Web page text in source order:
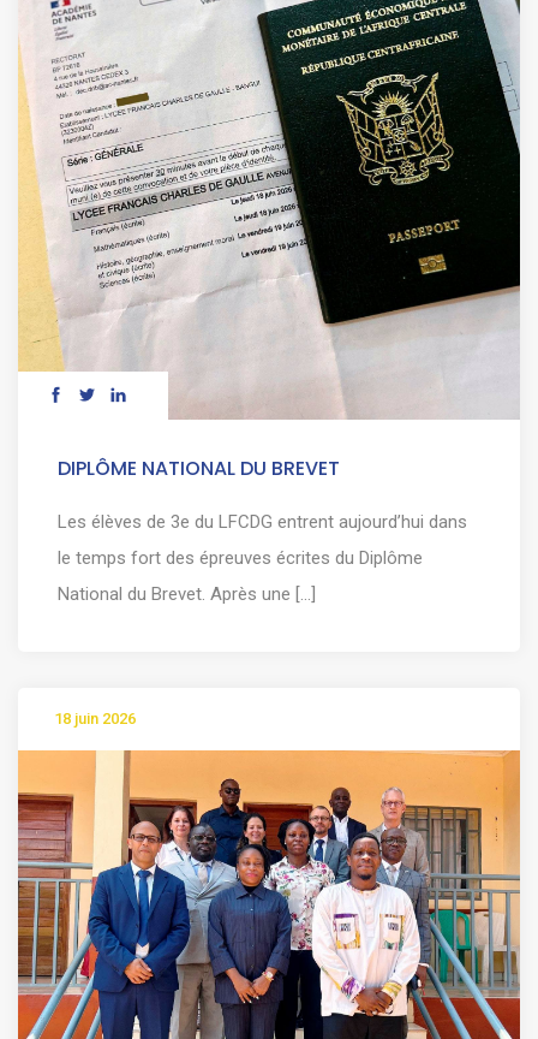
DIPLÔME NATIONAL DU BREVET
Les élèves de 3e du LFCDG entrent aujourd’hui dans
le temps fort des épreuves écrites du Diplôme
National du Brevet. Après une [...]
18 juin 2026